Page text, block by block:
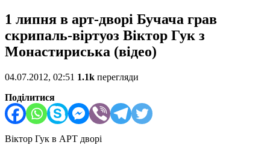
1 липня в арт-дворі Бучача грав
скрипаль-віртуоз Віктор Гук з
Монастириська (відео)
04.07.2012, 02:51 1.1k перегляди
Поділитися
Віктор Гук в АРТ дворі